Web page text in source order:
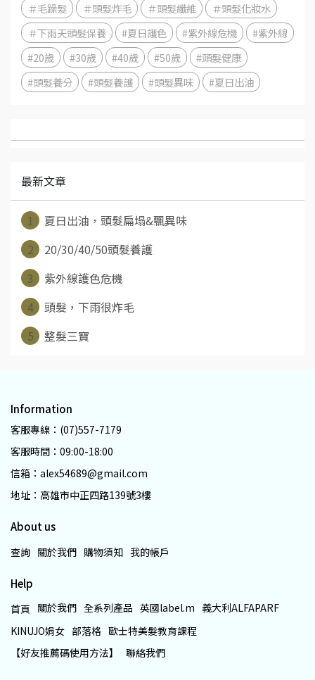
＃毛躁髮
＃頭髮炸毛 ＃頭髮纖維
＃頭髮化妝水
＃下雨天頭髮保養
#夏日護色 #紫外線危機
#紫外線
#20歲
#30歲 #40歲 #50歲
#頭髮健康
#頭髮養分
#頭髮養護 #頭髮異味 #夏日出油
最新文章
1
夏日出油，頭髮扁塌&飄異味
2
20/30/40/50頭髮養護
3
紫外線護色危機
4
頭髮，下雨很炸毛
5
整髮三寶
Information
客服專線：(07)557-7179
客服時間：09:00-18:00
信箱：alex54689@gmail.com
地址：高雄市中正四路139號3樓
About us
查詢 關於我們 購物須知 我的帳戶
Help
首頁 關於我們 全系列產品 英國label.m 義大利ALFAPARF
KINUJO娟女 部落格 歐士特美髮教育課程
【好友推薦碼使用方法】
聯絡我們